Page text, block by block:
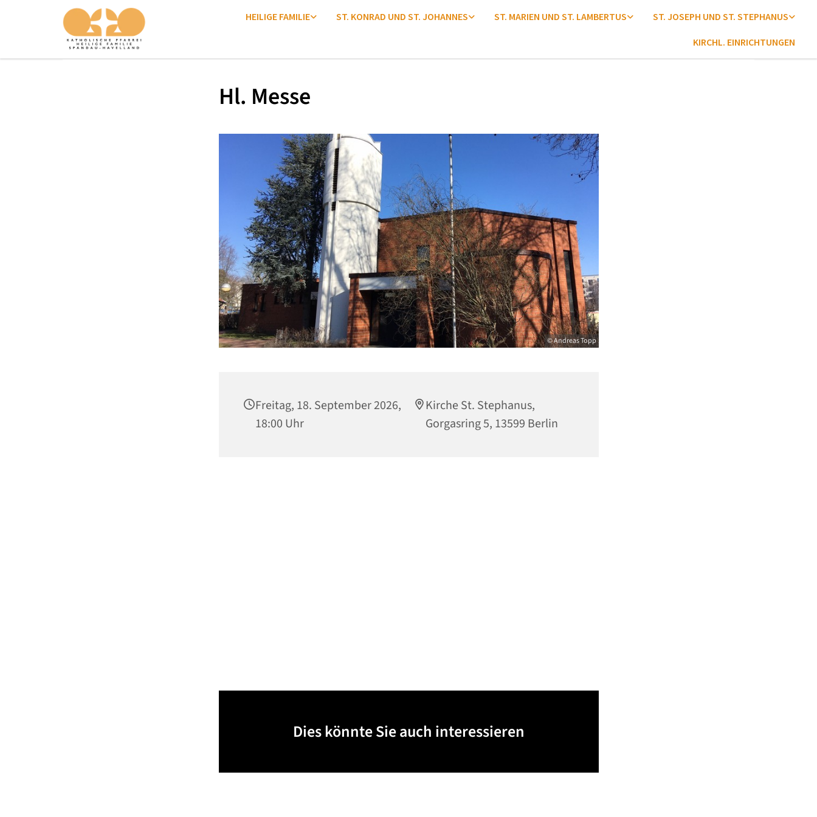
HEILIGE FAMILIE ST. KONRAD UND ST. JOHANNES ST. MARIEN UND ST. LAMBERTUS ST. JOSEPH UND ST. STEPHANUS
KIRCHL. EINRICHTUNGEN
Hl. Messe
© Andreas Topp
Freitag, 18. September 2026,
18:00 Uhr
Kirche St. Stephanus,
Gorgasring 5, 13599 Berlin
Dies könnte Sie auch interessieren